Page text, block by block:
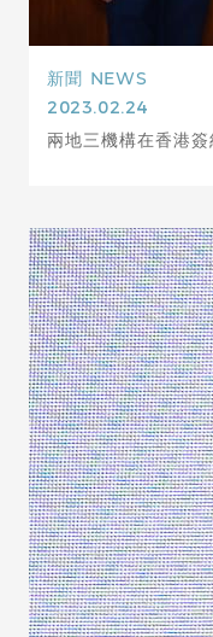
新聞 NEWS
2023.02.24
兩地三機構在香港